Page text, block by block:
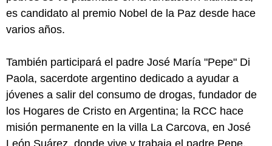
es candidato al premio Nobel de la Paz desde hace
varios años.
También participará el padre José María "Pepe" Di
Paola, sacerdote argentino dedicado a ayudar a
jóvenes a salir del consumo de drogas, fundador de
los Hogares de Cristo en Argentina; la RCC hace
misión permanente en la villa La Carcova, en José
León Suárez, donde vive y trabaja el padre Pepe.